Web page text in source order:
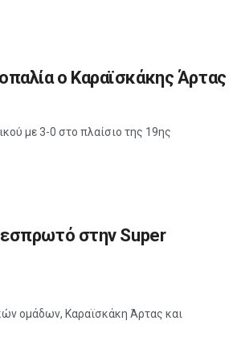
ο Καραϊσκάκης Άρτας
με 3-0 στο πλαίσιο της 19ης
στην Super
ομάδων, Καραϊσκάκη Άρτας και